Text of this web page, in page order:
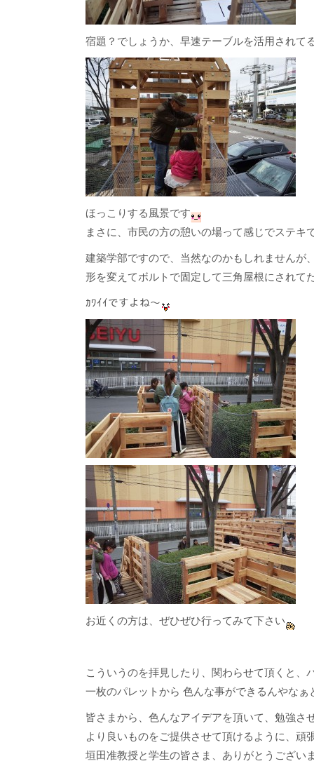
宿題？でしょうか、早速テーブルを活用されて
ほっこりする風景です
まさに、市民の方の憩いの場って感じでステキ
建築学部ですので、当然なのかもしれませんが
形を変えてボルトで固定して三角屋根にされて
ｶﾜｲｲですよね～
お近くの方は、ぜひぜひ行ってみて下さい
こういうのを拝見したり、関わらせて頂くと、
一枚のパレットから 色んな事ができるんやなぁ
皆さまから、色んなアイデアを頂いて、勉強さ
より良いものをご提供させて頂けるように、頑
垣田准教授と学生の皆さま、ありがとうござい